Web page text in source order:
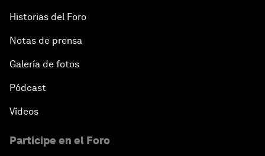
Historias del Foro
Notas de prensa
Galería de fotos
Pódcast
Vídeos
Participe en el Foro